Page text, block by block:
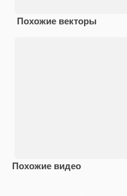
Похожие векторы
Похожие видео